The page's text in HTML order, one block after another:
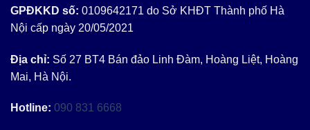
GPĐKKD số: 0109642171 do Sở KHĐT Thành phố Hà
Nội cấp ngày 20/05/2021
Địa chỉ: Số 27 BT4 Bán đảo Linh Đàm, Hoàng Liệt, Hoàng
Mai, Hà Nội.
Hotline: 090 831 6668